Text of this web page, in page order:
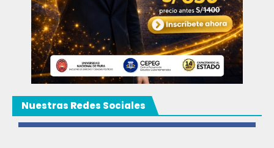
Nuestras Redes Sociales